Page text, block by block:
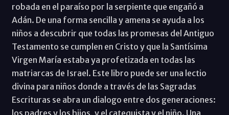
robada en el paraíso por la serpiente que engañó a
Adán. De una forma sencilla y amena se ayuda a los
niños a descubrir que todas las promesas del Antiguo
Testamento se cumplen en Cristo y que la Santísima
Virgen María estaba ya profetizada en todas las
matriarcas de Israel. Este libro puede ser una lectio
divina para niños donde a través de las Sagradas
Escrituras se abra un dialogo entre dos generaciones: